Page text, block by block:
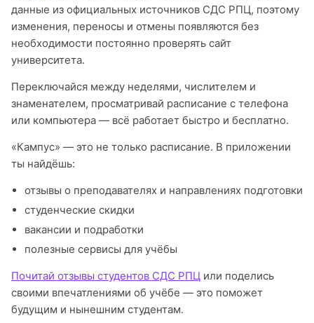
данные из официальных источников СДС РПЦ, поэтому
изменения, переносы и отмены появляются без
необходимости постоянно проверять сайт
университета.
Переключайся между неделями, числителем и
знаменателем, просматривай расписание с телефона
или компьютера — всё работает быстро и бесплатно.
«Кампус» — это не только расписание. В приложении
ты найдёшь:
отзывы о преподавателях и направлениях подготовки
студенческие скидки
вакансии и подработки
полезные сервисы для учёбы
Почитай отзывы студентов СДС РПЦ или поделись
своими впечатлениями об учёбе — это поможет
будущим и нынешним студентам.